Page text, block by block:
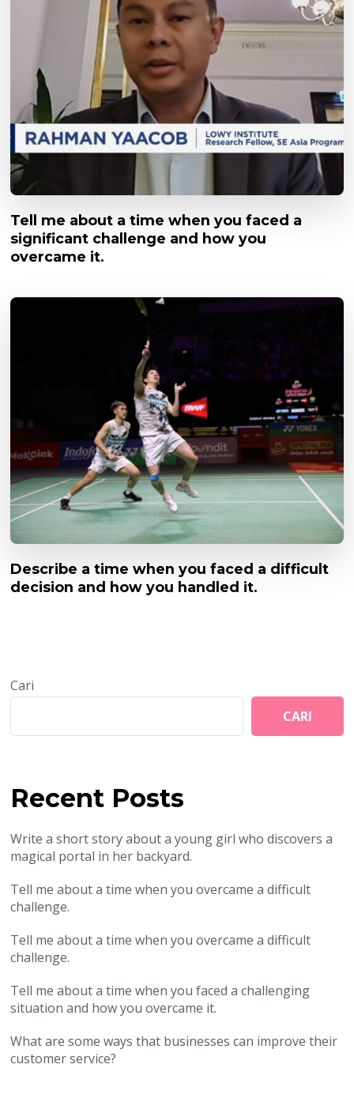
Tell me about a time when you faced a
significant challenge and how you
overcame it.
Describe a time when you faced a difficult
decision and how you handled it.
Cari
CARI
Recent Posts
Write a short story about a young girl who discovers a
magical portal in her backyard.
Tell me about a time when you overcame a difficult
challenge.
Tell me about a time when you overcame a difficult
challenge.
Tell me about a time when you faced a challenging
situation and how you overcame it.
What are some ways that businesses can improve their
customer service?